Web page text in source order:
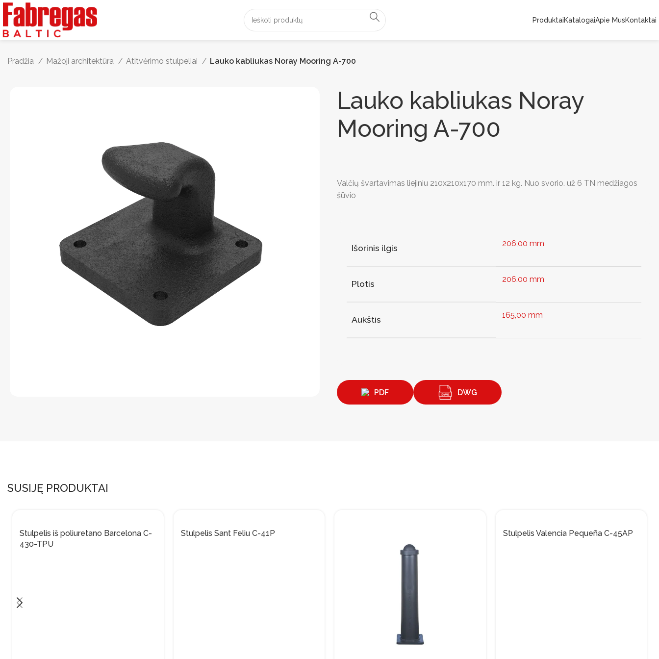
ProduktaiKatalogaiApie MusKontaktai
Pradžia Mažoji architektūra Atitvėrimo stulpeliai Lauko kabliukas Noray Mooring A-700
Lauko kabliukas Noray
Mooring A-700
Valčių švartavimas liejiniu 210x210x170 mm. ir 12 kg. Nuo svorio. už 6 TN medžiagos
šūvio
Išorinis ilgis 206,00 mm
Plotis 206.00 mm
Aukštis 165,00 mm
PDF DWG
SUSIJĘ PRODUKTAI
Stulpelis iš poliuretano Barcelona C-
430-TPU
Stulpelis Sant Feliu C-41P Stulpelis Valencia Pequeña C-45AP